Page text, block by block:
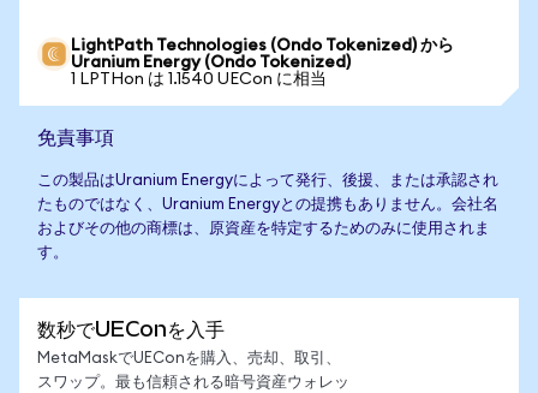
LightPath Technologies (Ondo Tokenized) から
Uranium Energy (Ondo Tokenized)
1 LPTHon は 1.1540 UECon に相当
免責事項
この製品はUranium Energyによって発行、後援、または承認され
たものではなく、Uranium Energyとの提携もありません。会社名
およびその他の商標は、原資産を特定するためのみに使用されま
す。
数秒でUEConを入手
MetaMaskでUEConを購入、売却、取引、
スワップ。最も信頼される暗号資産ウォレッ